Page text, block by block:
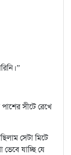
সীটে রেখে
সেটা মিটে
যাচ্ছি যে